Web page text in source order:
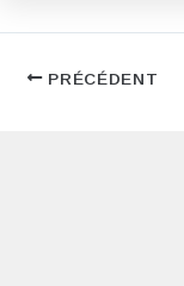
PRÉCÉDENT